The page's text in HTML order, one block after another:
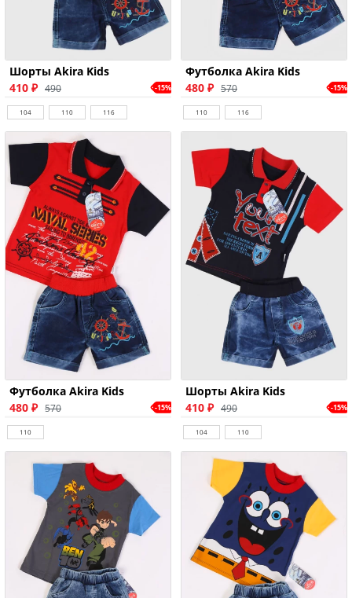
Шорты Akira Kids
410 ₽ 490 -15%
104 110 116
Футболка Akira Kids
480 ₽ 570 -15%
110 116
Футболка Akira Kids
480 ₽ 570 -15%
110
Шорты Akira Kids
410 ₽ 490 -15%
104 110